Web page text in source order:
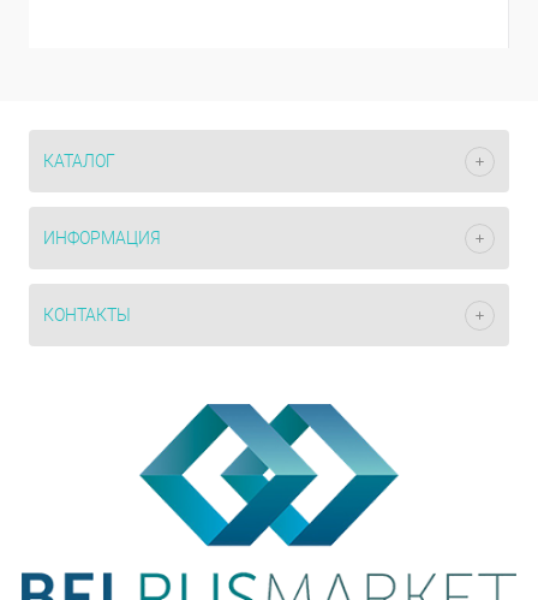
КАТАЛОГ
ИНФОРМАЦИЯ
КОНТАКТЫ